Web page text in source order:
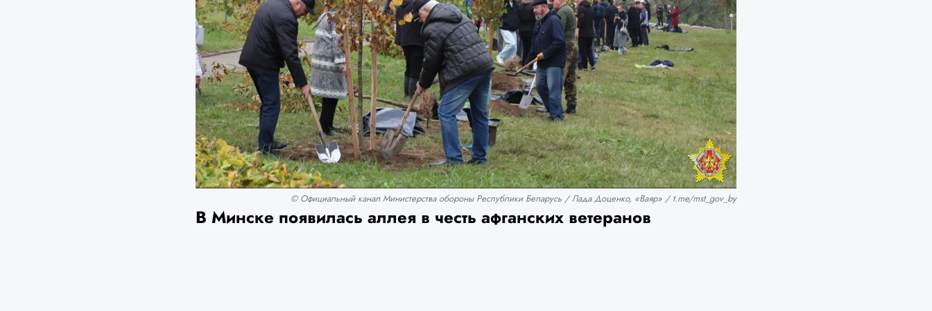
© Официальный канал Министерства обороны Республики Беларусь / Лада Доценко, «Ваяр» / t.me/mst_gov_by
В Минске появилась аллея в честь афганских ветеранов